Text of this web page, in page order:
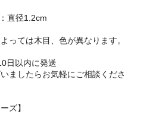
直径1.2cm
っては木目、色が異なります。
日以内に発送
ましたらお気軽にご相談くださ
ズ】